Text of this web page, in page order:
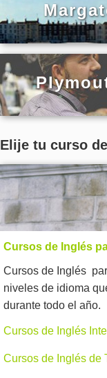
Elije tu curso
Cursos de Inglés
Cursos de Inglés
niveles de idioma
durante todo el año.
Cursos de Inglés
Cursos de Inglés de